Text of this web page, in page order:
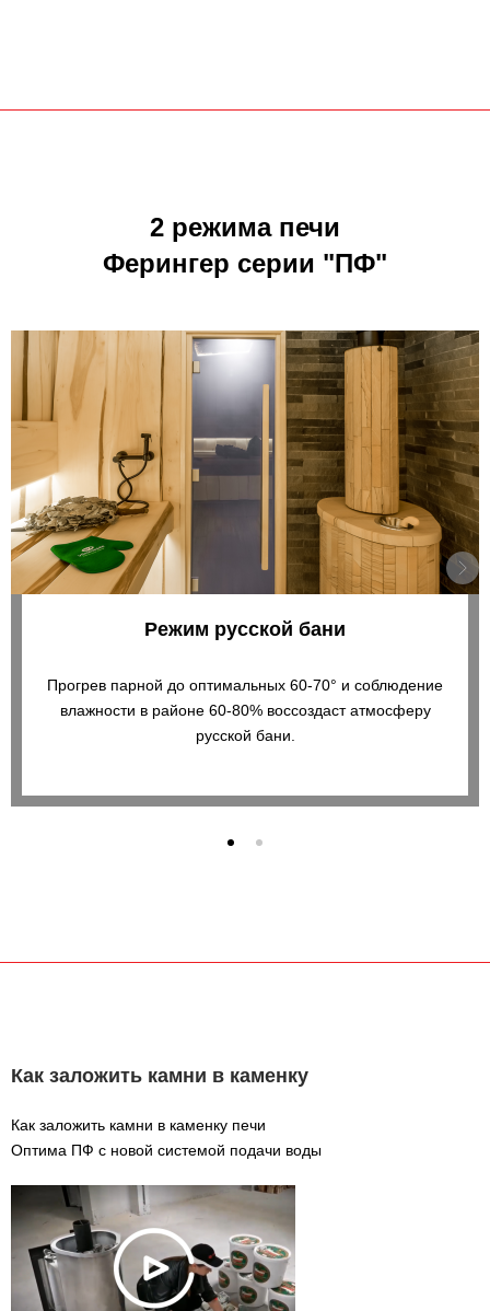
2 режима печи
Ферингер серии "ПФ"
Режим русской бани
Прогрев парной до оптимальных 60-70° и соблюдение
влажности в районе 60-80% воссоздаст атмосферу
русской бани.
Как заложить камни в каменку
Как заложить камни в каменку печи
Оптима ПФ с новой системой подачи воды